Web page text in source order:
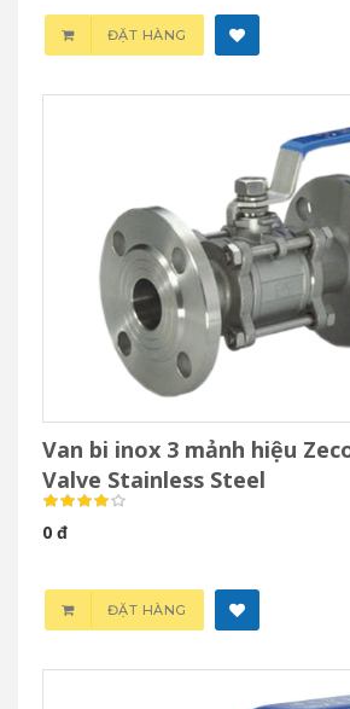
ĐẶT HÀNG
Van bi inox 3 mảnh hiệu
Valve Stainless Steel
0 đ
ĐẶT HÀNG